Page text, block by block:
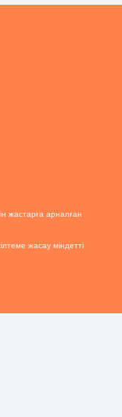
жастарға арналған
жасау міндетті